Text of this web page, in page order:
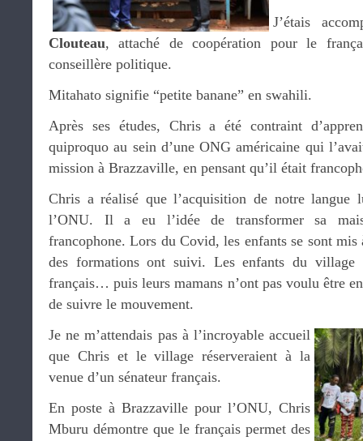
J’étais
Clouteau, attaché de coopération pour le
conseillère politique.
Mitahato signifie “petite banane” en swahili.
Après ses études, Chris a été contraint
quiproquo au sein d’une ONG américaine qui
mission à Brazzaville, en pensant qu’il était
Chris a réalisé que l’acquisition de notre langue
l’ONU. Il a eu l’idée de transformer sa
francophone. Lors du Covid, les enfants se sont
des formations ont suivi. Les enfants du village
français… puis leurs mamans n’ont pas voulu être
de suivre le mouvement.
Je ne m’attendais pas à l’incroyable accueil
que Chris et le village réserveraient à la
venue d’un sénateur français.
En poste à Brazzaville pour l’ONU, Chris
Mburu démontre que le français permet des